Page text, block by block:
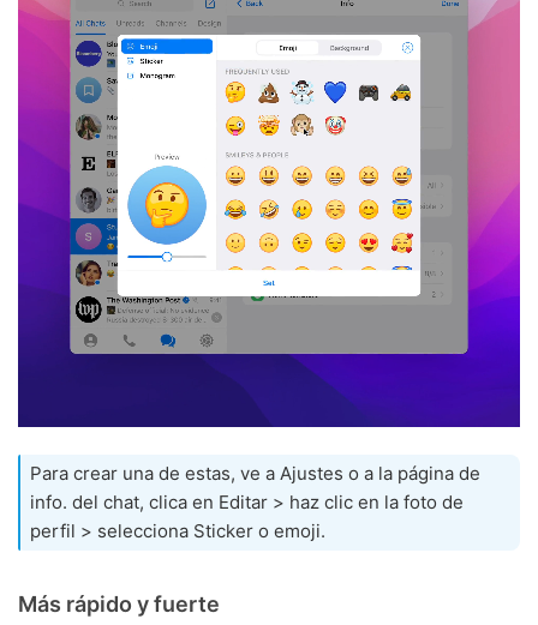
Para crear una de estas, ve a Ajustes o a la página de
info. del chat, clica en Editar > haz clic en la foto de
perfil > selecciona Sticker o emoji.
Más rápido y fuerte